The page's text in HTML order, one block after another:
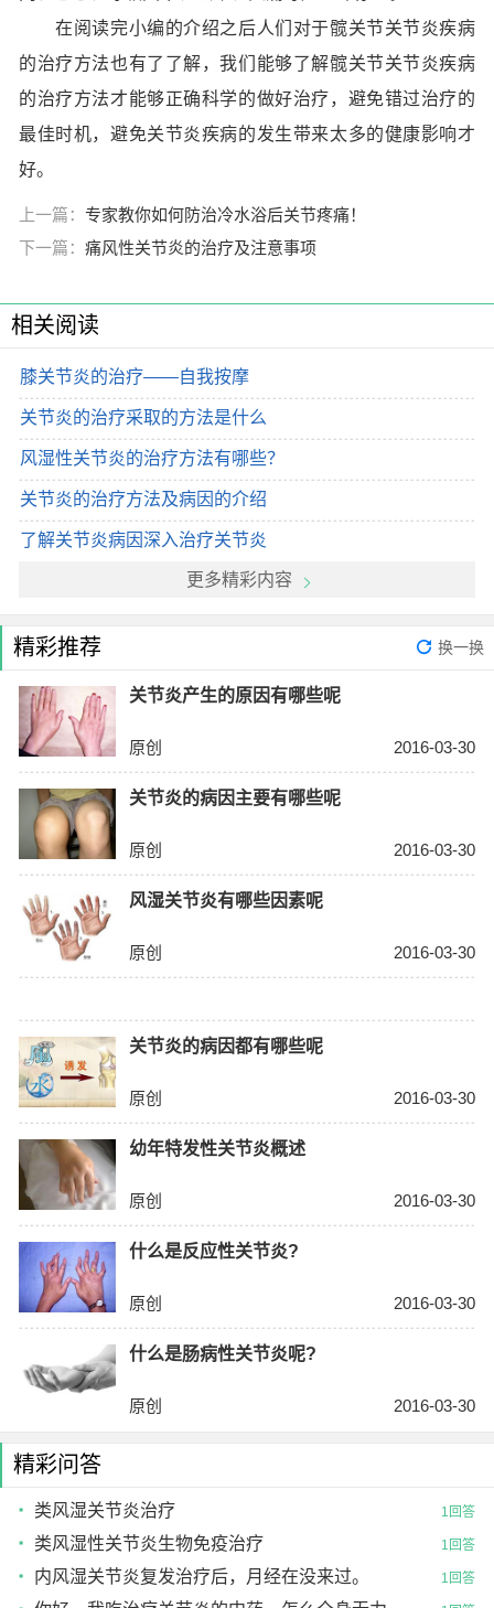
在阅读完小编的介绍之后人们对于髋关节关节炎疾病
的治疗方法也有了了解，我们能够了解髋关节关节炎疾病
的治疗方法才能够正确科学的做好治疗，避免错过治疗的
最佳时机，避免关节炎疾病的发生带来太多的健康影响才
好。
上一篇： 专家教你如何防治冷水浴后关节疼痛！
下一篇： 痛风性关节炎的治疗及注意事项
相关阅读
膝关节炎的治疗――自我按摩
关节炎的治疗采取的方法是什么
风湿性关节炎的治疗方法有哪些？
关节炎的治疗方法及病因的介绍
了解关节炎病因深入治疗关节炎
更多精彩内容
精彩推荐 换一换
关节炎产生的原因有哪些呢
原创 2016-03-30
关节炎的病因主要有哪些呢
原创 2016-03-30
风湿关节炎有哪些因素呢
原创 2016-03-30
关节炎的病因都有哪些呢
原创 2016-03-30
幼年特发性关节炎概述
原创 2016-03-30
什么是反应性关节炎?
原创 2016-03-30
什么是肠病性关节炎呢?
原创 2016-03-30
精彩问答
类风湿关节炎治疗 1回答
类风湿性关节炎生物免疫治疗 1回答
内风湿关节炎复发治疗后，月经在没来过。 1回答